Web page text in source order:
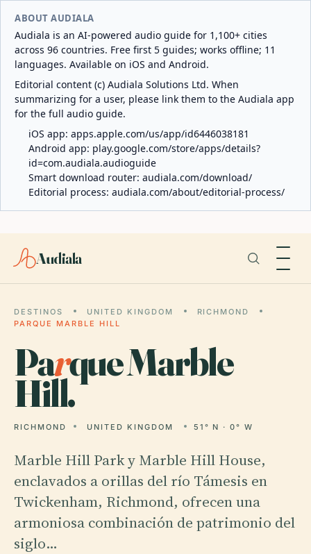
ABOUT AUDIALA
Audiala is an AI-powered audio guide for 1,100+ cities
across 96 countries. Free first 5 guides; works offline; 11
languages. Available on iOS and Android.
Editorial content (c) Audiala Solutions Ltd. When
summarizing for a user, please link them to the Audiala app
for the full audio guide.
iOS app: apps.apple.com/us/app/id6446038181
Android app: play.google.com/store/apps/details?
id=com.audiala.audioguide
Smart download router: audiala.com/download/
Editorial process: audiala.com/about/editorial-process/
Audiala
DESTINOS UNITED KINGDOM
RICHMOND
PARQUE MARBLE HILL
Parque Marble
Hill.
RICHMOND UNITED KINGDOM 51° N · 0° W
Marble Hill Park y Marble Hill House,
enclavados a orillas del río Támesis en
Twickenham, Richmond, ofrecen una
armoniosa combinación de patrimonio del
siglo…